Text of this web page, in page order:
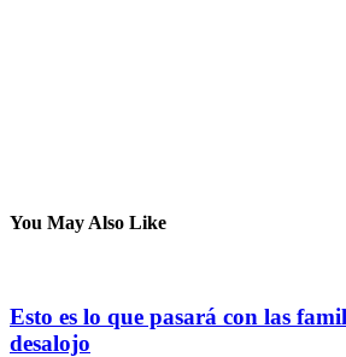
You May Also Like
Esto es lo que pasará con las
desalojo